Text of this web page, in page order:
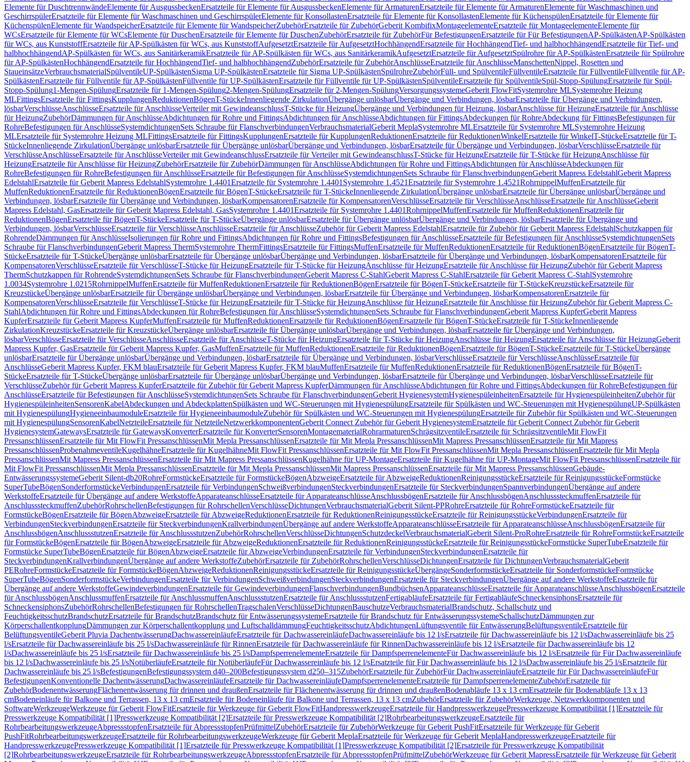
Elemente für DuschtrennwändeElemente für AusgussbeckenErsatzteile für Elemente für AusgussbeckenElemente für ArmaturenErsatzteile für Elemente für ArmaturenElemente für Waschmaschinen und
GeschirrspülerErsatzteile für Elemente für Waschmaschinen und GeschirrspülerElemente für KonsollastenErsatzteile für Elemente für KonsollastenElemente für KüchenspülenErsatzteile für Elemente für
KüchenspülenElemente für WandspeicherErsatzteile für Elemente für WandspeicherZubehörErsatzteile für ZubehörGeberit KombifixMontageelementeErsatzteile für MontageelementeElemente für
WCsErsatzteile für Elemente für WCsElemente für DuschenErsatzteile für Elemente für DuschenZubehörErsatzteile für ZubehörFür BefestigungenErsatzteile für Für BefestigungenAP-SpülkästenAP-Spülkästen
für WCs, aus KunststoffErsatzteile für AP-Spülkästen für WCs, aus KunststoffAufgesetztErsatzteile für AufgesetztHochhängendErsatzteile für HochhängendTief- und halbhochhängendErsatzteile für Tief- und
halbhochhängendAP-Spülkästen für WCs, aus SanitärkeramikErsatzteile für AP-Spülkästen für WCs, aus SanitärkeramikAufgesetztErsatzteile für AufgesetztSpülrohre für AP-SpülkästenErsatzteile für Spülrohre
für AP-SpülkästenHochhängendErsatzteile für HochhängendTief- und halbhochhängendZubehörErsatzteile für ZubehörAnschlüsseErsatzteile für AnschlüsseManschettenNippel, Rosetten und
StaueinsätzeVerbrauchsmaterialSpülventileUP-SpülkästenSigma UP-SpülkästenErsatzteile für Sigma UP-SpülkästenSpülrohreZubehörFüll- und SpülventileFüllventileErsatzteile für FüllventileFüllventile für AP-
SpülkästenErsatzteile für Füllventile für AP-SpülkästenFüllventile für UP-SpülkästenErsatzteile für Füllventile für UP-SpülkästenSpülventileErsatzteile für SpülventileSpül-Stopp-SpülungErsatzteile für Spül-
Stopp-Spülung1-Mengen-SpülungErsatzteile für 1-Mengen-Spülung2-Mengen-SpülungErsatzteile für 2-Mengen-SpülungVersorgungssystemeGeberit FlowFitSystemrohre MLSystemrohre Heizung
MLFittingsErsatzteile für FittingsKupplungenReduktionenBögenT-StückeInnenliegende ZirkulationÜbergänge unlösbarÜbergänge und Verbindungen, lösbarErsatzteile für Übergänge und Verbindungen,
lösbarVerschlüsseAnschlüsseErsatzteile für AnschlüsseVerteiler mit GewindeanschlussT-Stücke für HeizungÜbergänge und Verbindungen für Heizung, lösbarAnschlüsse für HeizungErsatzteile für Anschlüsse
für HeizungZubehörDämmungen für AnschlüsseAbdichtungen für Rohre und FittingsAbdichtungen für AnschlüsseAbdichtungen für FittingsAbdeckungen für RohreAbdeckung für FittingsBefestigungen für
RohreBefestigungen für AnschlüsseSystemdichtungenSets Schraube für FlanschverbindungenVerbrauchsmaterialGeberit MeplaSystemrohre MLErsatzteile für Systemrohre MLSystemrohre Heizung
MLErsatzteile für Systemrohre Heizung MLFittingsErsatzteile für FittingsKupplungenErsatzteile für KupplungenReduktionenErsatzteile für ReduktionenWinkelErsatzteile für WinkelT-StückeErsatzteile für T-
StückeInnenliegende ZirkulationÜbergänge unlösbarErsatzteile für Übergänge unlösbarÜbergänge und Verbindungen, lösbarErsatzteile für Übergänge und Verbindungen, lösbarVerschlüsseErsatzteile für
VerschlüsseAnschlüsseErsatzteile für AnschlüsseVerteiler mit GewindeanschlussErsatzteile für Verteiler mit GewindeanschlussT-Stücke für HeizungErsatzteile für T-Stücke für HeizungAnschlüsse für
HeizungErsatzteile für Anschlüsse für HeizungZubehörErsatzteile für ZubehörDämmungen für AnschlüsseAbdichtungen für Rohre und FittingsAbdichtungen für AnschlüsseAbdeckungen für
RohreBefestigungen für RohreBefestigungen für AnschlüsseErsatzteile für Befestigungen für AnschlüsseSystemdichtungenSets Schraube für FlanschverbindungenGeberit Mapress EdelstahlGeberit Mapress
EdelstahlErsatzteile für Geberit Mapress EdelstahlSystemrohre 1.4401Ersatzteile für Systemrohre 1.4401 Systemrohre 1.4521Ersatzteile für Systemrohre 1.4521RohrnippelMuffenErsatzteile für
MuffenReduktionenErsatzteile für ReduktionenBögenErsatzteile für BögenT-StückeErsatzteile für T-StückeInnenliegende ZirkulationÜbergänge unlösbarErsatzteile für Übergänge unlösbarÜbergänge und
Verbindungen, lösbarErsatzteile für Übergänge und Verbindungen, lösbarKompensatorenErsatzteile für KompensatorenVerschlüsseErsatzteile für VerschlüsseAnschlüsseErsatzteile für AnschlüsseGeberit
Mapress Edelstahl, GasErsatzteile für Geberit Mapress Edelstahl, GasSystemrohre 1.4401Ersatzteile für Systemrohre 1.4401RohrnippelMuffenErsatzteile für MuffenReduktionenErsatzteile für
ReduktionenBögenErsatzteile für BögenT-StückeErsatzteile für T-StückeÜbergänge unlösbarErsatzteile für Übergänge unlösbarÜbergänge und Verbindungen, lösbarErsatzteile für Übergänge und
Verbindungen, lösbarVerschlüsseErsatzteile für VerschlüsseAnschlüsseErsatzteile für AnschlüsseZubehör für Geberit Mapress EdelstahlErsatzteile für Zubehör für Geberit Mapress EdelstahlSchutzkappen für
RohrendeDämmungen für AnschlüsseIsolierungen für Rohre und FittingsAbdichtungen für Rohre und FittingsBefestigungen für AnschlüsseErsatzteile für Befestigungen für AnschlüsseSystemdichtungenSets
Schraube für FlanschverbindungenGeberit Mapress ThermSystemrohre ThermFittingsErsatzteile für FittingsMuffenErsatzteile für MuffenReduktionenErsatzteile für ReduktionenBögenErsatzteile für BögenT-
StückeErsatzteile für T-StückeÜbergänge unlösbarErsatzteile für Übergänge unlösbarÜbergänge und Verbindungen, lösbarErsatzteile für Übergänge und Verbindungen, lösbarKompensatorenErsatzteile für
KompensatorenVerschlüsseErsatzteile für VerschlüsseT-Stücke für HeizungErsatzteile für T-Stücke für HeizungAnschlüsse für HeizungErsatzteile für Anschlüsse für HeizungZubehör für Geberit Mapress
ThermSchutzkappen für RohrendeSystemdichtungenSets Schraube für FlanschverbindungenGeberit Mapress C-StahlGeberit Mapress C-StahlErsatzteile für Geberit Mapress C-StahlSystemrohre
1.0034Systemrohre 1.0215RohrnippelMuffenErsatzteile für MuffenReduktionenErsatzteile für ReduktionenBögenErsatzteile für BögenT-StückeErsatzteile für T-StückeKreuzstückeErsatzteile für
KreuzstückeÜbergänge unlösbarErsatzteile für Übergänge unlösbarÜbergänge und Verbindungen, lösbarErsatzteile für Übergänge und Verbindungen, lösbarKompensatorenErsatzteile für
KompensatorenVerschlüsseErsatzteile für VerschlüsseT-Stücke für HeizungErsatzteile für T-Stücke für HeizungAnschlüsse für HeizungErsatzteile für Anschlüsse für HeizungZubehör für Geberit Mapress C-
StahlAbdichtungen für Rohre und FittingsAbdeckungen für RohreBefestigungen für AnschlüsseSystemdichtungenSets Schraube für FlanschverbindungenGeberit Mapress KupferGeberit Mapress
KupferErsatzteile für Geberit Mapress KupferMuffenErsatzteile für MuffenReduktionenErsatzteile für ReduktionenBögenErsatzteile für BögenT-StückeErsatzteile für T-StückeInnenliegende
ZirkulationKreuzstückeErsatzteile für KreuzstückeÜbergänge unlösbarErsatzteile für Übergänge unlösbarÜbergänge und Verbindungen, lösbarErsatzteile für Übergänge und Verbindungen,
lösbarVerschlüsseErsatzteile für VerschlüsseAnschlüsseErsatzteile für AnschlüsseT-Stücke für HeizungErsatzteile für T-Stücke für HeizungAnschlüsse für HeizungErsatzteile für Anschlüsse für HeizungGeberit
Mapress Kupfer, GasErsatzteile für Geberit Mapress Kupfer, GasMuffenErsatzteile für MuffenReduktionenErsatzteile für ReduktionenBögenErsatzteile für BögenT-StückeErsatzteile für T-StückeÜbergänge
unlösbarErsatzteile für Übergänge unlösbarÜbergänge und Verbindungen, lösbarErsatzteile für Übergänge und Verbindungen, lösbarVerschlüsseErsatzteile für VerschlüsseAnschlüsseErsatzteile für
AnschlüsseGeberit Mapress Kupfer, FKM blauErsatzteile für Geberit Mapress Kupfer, FKM blauMuffenErsatzteile für MuffenReduktionenErsatzteile für ReduktionenBögenErsatzteile für BögenT-
StückeErsatzteile für T-StückeÜbergänge unlösbarErsatzteile für Übergänge unlösbarÜbergänge und Verbindungen, lösbarErsatzteile für Übergänge und Verbindungen, lösbarVerschlüsseErsatzteile für
VerschlüsseZubehör für Geberit Mapress KupferErsatzteile für Zubehör für Geberit Mapress KupferDämmungen für AnschlüsseAbdichtungen für Rohre und FittingsAbdeckungen für RohreBefestigungen für
AnschlüsseErsatzteile für Befestigungen für AnschlüsseSystemdichtungenSets Schraube für FlanschverbindungenGeberit HygienesystemHygienespüleinheitenErsatzteile für HygienespüleinheitenZubehör für
HygienespüleinheitenSensorenKabelAbdeckungen und AbdeckplattenSpülkästen und WC-Steuerungen mit HygienespülungErsatzteile für Spülkästen und WC-Steuerungen mit HygienespülungUP-Spülkästen
mit HygienespülungHygieneeinbaumoduleErsatzteile für HygieneeinbaumoduleZubehör für Spülkästen und WC-Steuerungen mit HygienespülungErsatzteile für Zubehör für Spülkästen und WC-Steuerungen
mit HygienespülungSensorenKabelNetzteileErsatzteile für NetzteileNetzwerkkomponentenGeberit Connect Zubehör für Geberit HygienesystemErsatzteile für Geberit Connect Zubehör für Geberit
HygienesystemGatewaysErsatzteile für GatewaysKonverterErsatzteile für KonverterSensorenMontagematerialRohrarmaturenSchrägsitzventileErsatzteile für SchrägsitzventileMit FlowFit
PressanschlüssenErsatzteile für Mit FlowFit PressanschlüssenMit Mepla PressanschlüssenErsatzteile für Mit Mepla PressanschlüssenMit Mapress PressanschlüssenErsatzteile für Mit Mapress
PressanschlüssenProbenahmeventileKugelhähneErsatzteile für KugelhähneMit FlowFit PressanschlüssenErsatzteile für Mit FlowFit PressanschlüssenMit Mepla PressanschlüssenErsatzteile für Mit Mepla
PressanschlüssenMit Mapress PressanschlüssenErsatzteile für Mit Mapress PressanschlüssenKugelhähne für UP-MontageErsatzteile für Kugelhähne für UP-MontageMit FlowFit PressanschlüssenErsatzteile für
Mit FlowFit PressanschlüssenMit Mepla PressanschlüssenErsatzteile für Mit Mepla PressanschlüssenMit Mapress PressanschlüssenErsatzteile für Mit Mapress PressanschlüssenGebäude-
EntwässerungssystemeGeberit Silent-db20RohreFormstückeErsatzteile für FormstückeBögenAbzweigeErsatzteile für AbzweigeReduktionenReinigungsstückeErsatzteile für ReinigungsstückeFormstücke
SuperTubeBögenSonderformstückeVerbindungenErsatzteile für VerbindungenSchweißverbindungenSteckverbindungenErsatzteile für SteckverbindungenSpannverbindungenÜbergänge auf andere
WerkstoffeErsatzteile für Übergänge auf andere WerkstoffeApparateanschlüsseErsatzteile für ApparateanschlüsseAnschlussbögenErsatzteile für AnschlussbögenAnschlusssteckmuffenErsatzteile für
AnschlusssteckmuffenZubehörRohrschellenBefestigungen für RohrschellenVerschlüsseDichtungenVerbrauchsmaterialGeberit Silent-PPRohreErsatzteile für RohreFormstückeErsatzteile für
FormstückeBögenErsatzteile für BögenAbzweigeErsatzteile für AbzweigeReduktionenErsatzteile für ReduktionenReinigungsstückeErsatzteile für ReinigungsstückeVerbindungenErsatzteile für
VerbindungenSteckverbindungenErsatzteile für SteckverbindungenKrallverbindungenÜbergänge auf andere WerkstoffeApparateanschlüsseErsatzteile für ApparateanschlüsseAnschlussbögenErsatzteile für
AnschlussbögenAnschlussstutzenErsatzteile für AnschlussstutzenZubehörRohrschellenVerschlüsseDichtungenSchutzdeckelVerbrauchsmaterialGeberit Silent-ProRohreErsatzteile für RohreFormstückeErsatzteile
für FormstückeBögenErsatzteile für BögenAbzweigeErsatzteile für AbzweigeReduktionenErsatzteile für ReduktionenReinigungsstückeErsatzteile für ReinigungsstückeFormstücke SuperTubeErsatzteile für
Formstücke SuperTubeBögenErsatzteile für BögenAbzweigeErsatzteile für AbzweigeVerbindungenErsatzteile für VerbindungenSteckverbindungenErsatzteile für
SteckverbindungenKrallverbindungenÜbergänge auf andere WerkstoffeZubehörErsatzteile für ZubehörRohrschellenVerschlüsseDichtungenErsatzteile für DichtungenVerbrauchsmaterialGeberit
PERohreFormstückeErsatzteile für FormstückeBögenAbzweigeReduktionenReinigungsstückeErsatzteile für ReinigungsstückeÜbergängeSonderformstückeErsatzteile für SonderformstückeFormstücke
SuperTubeBögenSonderformstückeVerbindungenErsatzteile für VerbindungenSchweißverbindungenSteckverbindungenErsatzteile für SteckverbindungenÜbergänge auf andere WerkstoffeErsatzteile für
Übergänge auf andere WerkstoffeGewindeverbindungenErsatzteile für GewindeverbindungenFlanschverbindungenBundbüchsenApparateanschlüsseErsatzteile für ApparateanschlüsseAnschlussbögenErsatzteile
für AnschlussbögenAnschlussmuffenErsatzteile für AnschlussmuffenAnschlussstutzenErsatzteile für AnschlussstutzenFertigabläufeErsatzteile für FertigabläufeSchneckensiphonsErsatzteile für
SchneckensiphonsZubehörRohrschellenBefestigungen für RohrschellenTragschalenVerschlüsseDichtungenBauschutzeVerbrauchsmaterialBrandschutz, Schallschutz und
FeuchtigkeitsschutzBrandschutzErsatzteile für BrandschutzBrandschutz für EntwässerungssystemeErsatzteile für Brandschutz für EntwässerungssystemeSchallschutzDämmungen zur
KörperschallentkopplungDämmungen zur Körperschallentkopplung und LuftschalldämmungFeuchtigkeitsschutzAbdichtungenLüftungsventile für EntwässerungBelüftungsventileErsatzteile für
BelüftungsventileGeberit Pluvia DachentwässerungDachwassereinläufeErsatzteile für DachwassereinläufeDachwassereinläufe bis 12 l/sErsatzteile für Dachwassereinläufe bis 12 l/sDachwassereinläufe bis 25
l/sErsatzteile für Dachwassereinläufe bis 25 l/sDachwassereinläufe für RinnenErsatzteile für Dachwassereinläufe für RinnenDachwassereinläufe bis 12 l/sErsatzteile für Dachwassereinläufe bis 12
l/sDachwassereinläufe bis 25 l/sErsatzteile für Dachwassereinläufe bis 25 l/sDampfsperrenelementeErsatzteile für DampfsperrenelementeFür Dachwassereinläufe bis 12 l/sErsatzteile für Für Dachwassereinläufe
bis 12 l/sDachwassereinläufe bis 25 l/sNotüberläufeErsatzteile für NotüberläufeFür Dachwassereinläufe bis 12 l/sErsatzteile für Für Dachwassereinläufe bis 12 l/sDachwassereinläufe bis 25 l/sErsatzteile für
Dachwassereinläufe bis 25 l/sBefestigungenBefestigungssystem d40–200Befestigungssystem d250–315ZubehörErsatzteile für ZubehörFür DachwassereinläufeErsatzteile für Für DachwassereinläufeFür
BefestigungenKonventionelle DachentwässerungDachwassereinläufeErsatzteile für DachwassereinläufeDampfsperrenelementeErsatzteile für DampfsperrenelementeZubehörErsatzteile für
ZubehörBodenentwässerungFlächenentwässerung für drinnen und draußenErsatzteile für Flächenentwässerung für drinnen und draußenBodenabläufe 13 x 13 cmErsatzteile für Bodenabläufe 13 x 13
cmBodeneinläufe für Balkone und Terrassen, 13 x 13 cmErsatzteile für Bodeneinläufe für Balkone und Terrassen, 13 x 13 cmZubehörErsatzteile für ZubehörWerkzeuge, Netzwerkkomponenten und
SoftwareWerkzeugeWerkzeuge für Geberit FlowFitErsatzteile für Werkzeuge für Geberit FlowFitHandpresswerkzeugeErsatzteile für HandpresswerkzeugePresswerkzeuge Kompatibilität [1]Ersatzteile für
Presswerkzeuge Kompatibilität [1]Presswerkzeuge Kompatibilität [2]Ersatzteile für Presswerkzeuge Kompatibilität [2]RohrbearbeitungswerkzeugeErsatzteile für
RohrbearbeitungswerkzeugeAbpressstopfenErsatzteile für AbpressstopfenPrüfmittelZubehörErsatzteile für ZubehörWerkzeuge für Geberit PushFitErsatzteile für Werkzeuge für Geberit
PushFitRohrbearbeitungswerkzeugeErsatzteile für RohrbearbeitungswerkzeugeWerkzeuge für Geberit MeplaErsatzteile für Werkzeuge für Geberit MeplaHandpresswerkzeugeErsatzteile für
HandpresswerkzeugePresswerkzeuge Kompatibilität [1]Ersatzteile für Presswerkzeuge Kompatibilität [1]Presswerkzeuge Kompatibilität [2]Ersatzteile für Presswerkzeuge Kompatibilität
[2]RohrbearbeitungswerkzeugeErsatzteile für RohrbearbeitungswerkzeugeAbpressstopfenErsatzteile für AbpressstopfenPrüfmittelZubehörWerkzeuge für Geberit MapressErsatzteile für Werkzeuge für Geberit